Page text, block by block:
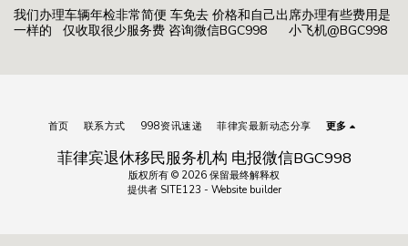
我们办理车辆年检非常简便 车免去 价格和自己出席办理有些费用是
一样的 仅收取很少服务费 咨询微信BGC998 小飞机@BGC998
菲律宾退休移民服务机构 电报微信BGC998
版权所有 © 2026 保留最终解释权
提供者 SITE123 - Website builder
首页 联系方式 998资讯速递 菲律宾最新动态分享 更多